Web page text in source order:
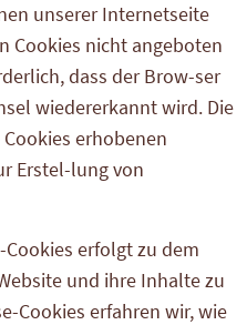
unserer Internetseite
Cookies nicht angeboten
dass der Brow-ser
wiedererkannt wird. Die
erhobenen
Erstel-lung von
Cookies erfolgt zu dem
und ihre Inhalte zu
Cookies erfahren wir, wie